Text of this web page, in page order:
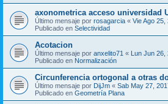
axonometrica acceso universidad
Último mensaje por rosagarcia « Vie Ago 25,
Publicado en Selectividad
Acotacion
Último mensaje por anxelito71 « Lun Jun 26,
Publicado en Normalización
Circunferencia ortogonal a otras
Último mensaje por DijJm « Sab May 27,
Publicado en Geometría Plana